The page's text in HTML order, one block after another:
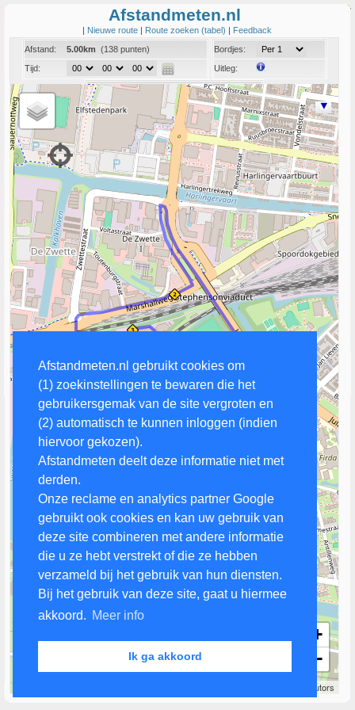
Afstandmeten.nl gebruikt cookies om
(1) zoekinstellingen te bewaren die het
gebruikersgemak van de site vergroten en
(2) automatisch te kunnen inloggen (indien
hiervoor gekozen).
Afstandmeten deelt deze informatie niet met
derden.
Onze reclame en analytics partner Google
gebruikt ook cookies en kan uw gebruik van
deze site combineren met andere informatie
die u ze hebt verstrekt of die ze hebben
verzameld bij het gebruik van hun diensten.
Bij het gebruik van deze site, gaat u hiermee
akkoord. Meer info
Ik ga akkoord
Afstandmeten.nl
| Nieuwe route | Route zoeken (tabel) | Feedback
Afstand:
5.00km (138 punten)
Tijd:
Bordjes:
Uitleg:
Coord:
Info:Link naar deze route
+
−
contributors